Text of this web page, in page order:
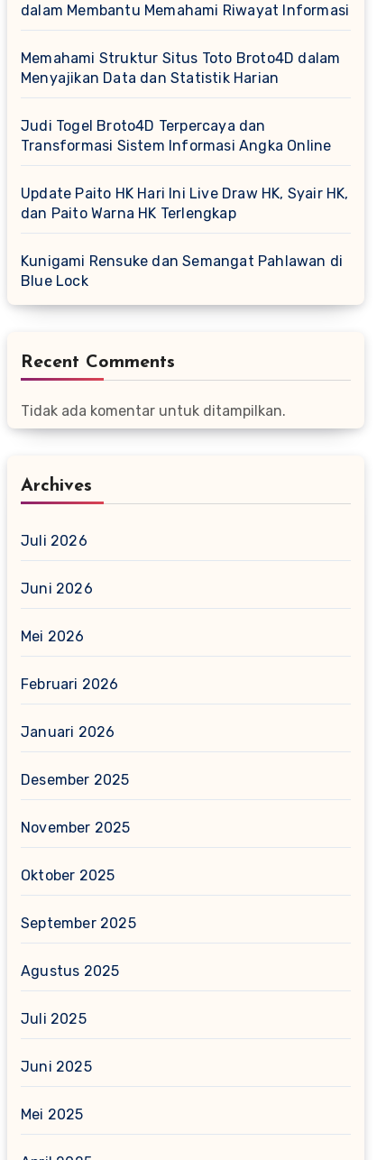
dalam Membantu Memahami Riwayat Informasi
Memahami Struktur Situs Toto Broto4D dalam
Menyajikan Data dan Statistik Harian
Judi Togel Broto4D Terpercaya dan
Transformasi Sistem Informasi Angka Online
Update Paito HK Hari Ini Live Draw HK, Syair HK,
dan Paito Warna HK Terlengkap
Kunigami Rensuke dan Semangat Pahlawan di
Blue Lock
Recent Comments
Tidak ada komentar untuk ditampilkan.
Archives
Juli 2026
Juni 2026
Mei 2026
Februari 2026
Januari 2026
Desember 2025
November 2025
Oktober 2025
September 2025
Agustus 2025
Juli 2025
Juni 2025
Mei 2025